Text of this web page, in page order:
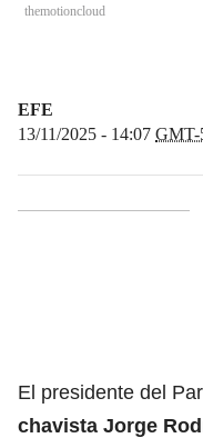
themotioncloud
EFE
13/11/2025 - 14:07 GMT-
El presidente del
chavista Jorge